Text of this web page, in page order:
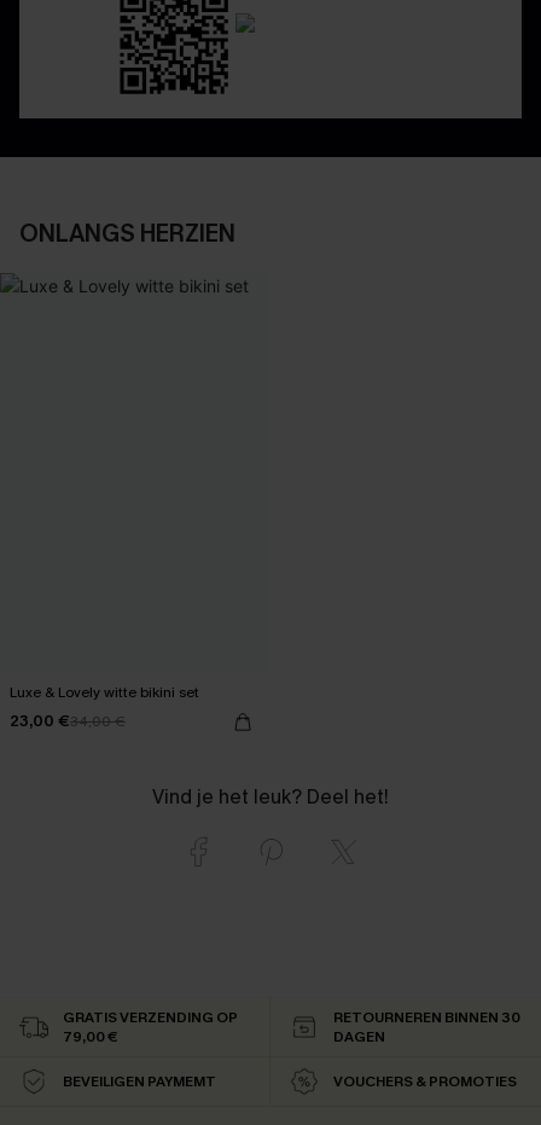
ONLANGS HERZIEN
Luxe & Lovely witte bikini set
23,00 €34,00 €
Vind je het leuk? Deel het!
GRATIS VERZENDING OP
79,00 €
RETOURNEREN BINNEN 30
DAGEN
BEVEILIGEN PAYMEMT VOUCHERS & PROMOTIES